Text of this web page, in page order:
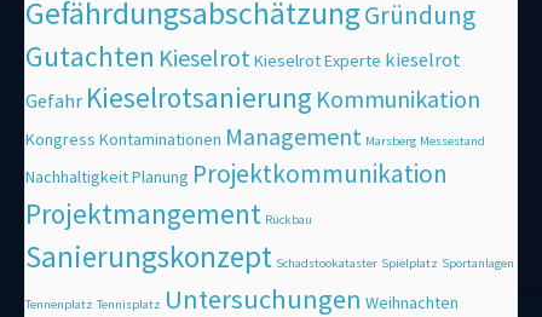
GefährdungsabschätzungGründung
Gutachten Kieselrot Kieselrot Experte kieselrot
Gefahr Kieselrotsanierung Kommunikation
Kongress Kontaminationen Management Marsberg Messestand
NachhaltigkeitPlanung Projektkommunikation
Projektmangement Rückbau
Sanierungskonzept Schadstookataster Spielplatz Sportanlagen
Tennenplatz Tennisplatz Untersuchungen Weihnachten